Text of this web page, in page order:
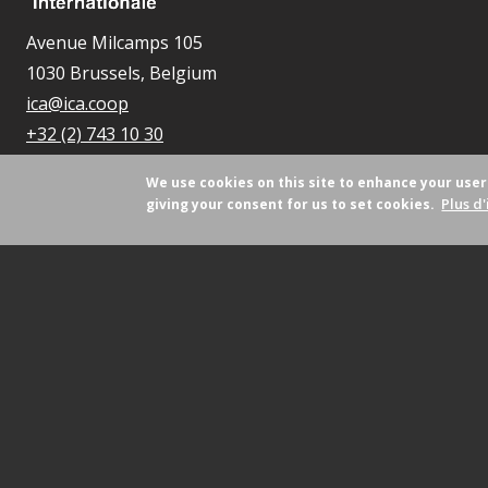
Avenue Milcamps 105
1030 Brussels, Belgium
ica@ica.coop
+32 (2) 743 10 30
We use cookies on this site to enhance your
giving your consent for us to set cookies. Plus